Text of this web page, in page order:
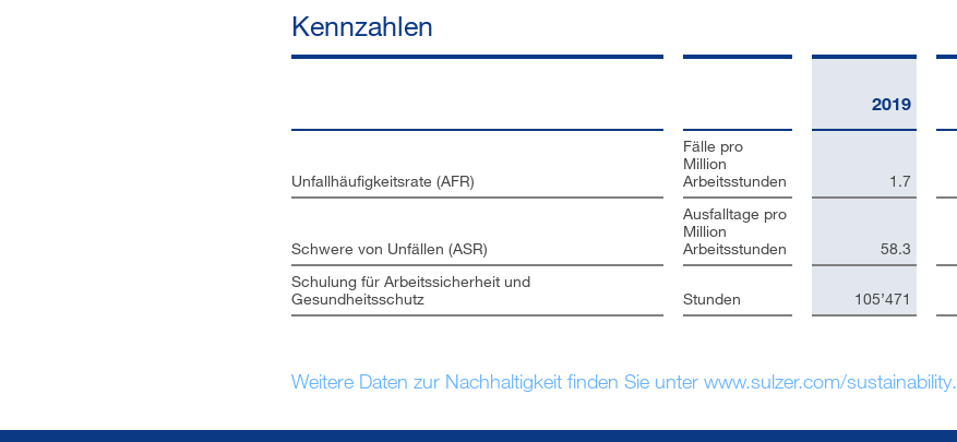
Kennzahlen
2019
Unfallhäufigkeitsrate (AFR)
Fälle pro
Million
Arbeitsstunden
1.7
Schwere von Unfällen (ASR)
Ausfalltage pro
Million
Arbeitsstunden
58.3
Schulung für Arbeitssicherheit und
Gesundheitsschutz
Stunden 105’471
Weitere Daten zur Nachhaltigkeit finden Sie unter www.sulzer.com/sustainability.